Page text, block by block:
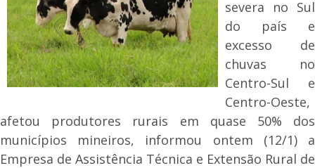
severa no Sul
do país e
excesso de
chuvas no
Centro-Sul e
Centro-Oeste,
afetou produtores rurais em quase 50% dos
municípios mineiros, informou ontem (12/1) a
Empresa de Assistência Técnica e Extensão Rural de